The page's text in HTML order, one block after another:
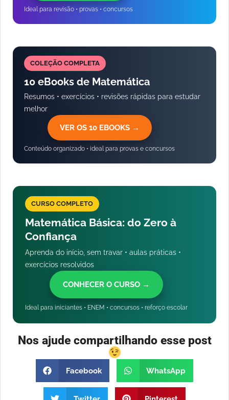
Ideal para revisão • provas • concursos
COLEÇÃO COMPLETA
10 eBooks de Matemática
Resumos • exercícios • revisões rápidas para estudar
melhor
VER OS 10 EBOOKS →
Conteúdo organizado • ideal para provas e concursos
CURSO COMPLETO
Matemática Básica: do Zero à
Confiança
Aprenda do início, sem travar • aulas práticas •
exercícios resolvidos
CONHECER O CURSO →
Ideal para iniciantes • ENEM • concursos • reforço escolar
Nos ajude compartilhando esse post
Facebook WhatsApp